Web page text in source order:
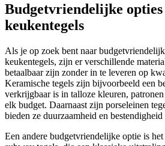
Budgetvriendelijke
keukentegels
Als je op zoek bent naar
keukentegels, zijn er verschillende
betaalbaar zijn zonder in te leveren op
Keramische tegels zijn bijvoorbeeld een
verkrijgbaar is in talloze kleuren,
elk budget. Daarnaast zijn porseleinen
bieden ze duurzaamheid en
Een andere budgetvriendelijke optie is